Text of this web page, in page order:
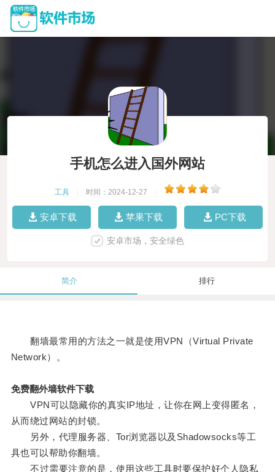
手机怎么进入国外网站
工具 时间：2024-12-27
安卓下载 苹果下载 PC下载
安卓市场，安全绿色
简介 排行
翻墙最常用的方法之一就是使用VPN（Virtual Private
Network）。
免费翻外墙软件下载
VPN可以隐藏你的真实IP地址，让你在网上变得匿名，
从而绕过网站的封锁。
另外，代理服务器、Tor浏览器以及Shadowsocks等工
具也可以帮助你翻墙。
不过需要注意的是，使用这些工具时要保护好个人隐私